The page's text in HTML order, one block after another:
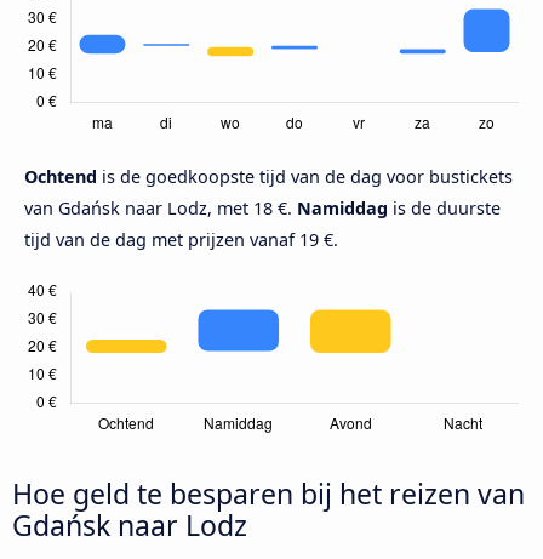
Ochtend is de goedkoopste tijd van de dag voor bustickets
van Gdańsk naar Lodz, met 18 €. Namiddag is de duurste
tijd van de dag met prijzen vanaf 19 €.
Hoe geld te besparen bij het reizen van
Gdańsk naar Lodz